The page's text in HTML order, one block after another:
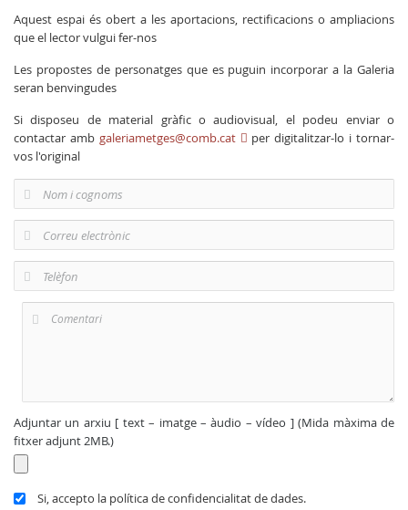
Aquest espai és obert a les aportacions, rectificacions o ampliacions
que el lector vulgui fer-nos
Les propostes de personatges que es puguin incorporar a la Galeria
seran benvingudes
Si disposeu de material gràfic o audiovisual, el podeu enviar o
contactar amb galeriametges@comb.cat
per digitalitzar-lo i tornar-
vos l'original
Adjuntar un arxiu [ text – imatge – àudio – vídeo ] (Mida màxima de
fitxer adjunt 2MB.)
Si, accepto la política de confidencialitat de dades.